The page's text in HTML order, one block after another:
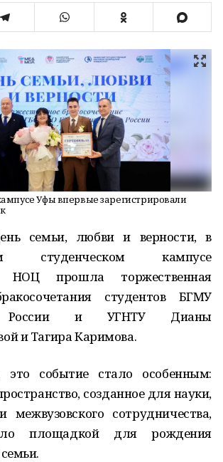
Уфы впервые зарегистрировали
семьи, любви и верности, в
студенческом кампусе
НОЦ прошла торжественная
студентов БГМУ
России и УГНТУ Дианы
и Тагира Каримова.
событие стало особенным:
созданное для науки,
межвузовского сотрудничества,
площадкой для рождения